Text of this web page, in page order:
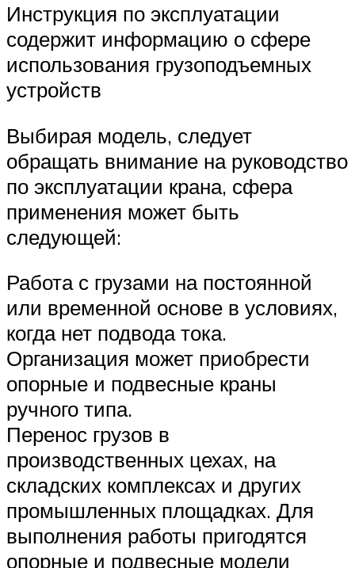
Инструкция по эксплуатации
содержит информацию о сфере
использования грузоподъемных
устройств
Выбирая модель, следует
обращать внимание на руководство
по эксплуатации крана, сфера
применения может быть
следующей:
Работа с грузами на постоянной
или временной основе в условиях,
когда нет подвода тока.
Организация может приобрести
опорные и подвесные краны
ручного типа.
Перенос грузов в
производственных цехах, на
складских комплексах и других
промышленных площадках. Для
выполнения работы пригодятся
опорные и подвесные модели